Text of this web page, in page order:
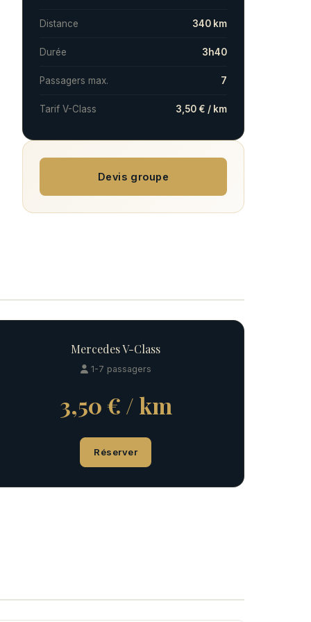
Distance 340 km
Durée 3h40
Passagers max. 7
Tarif V-Class 3,50 € / km
Devis groupe
Mercedes V-Class
1-7 passagers
3,50 € / km
Réserver